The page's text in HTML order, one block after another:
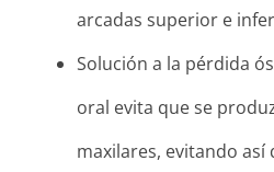
arcadas superior e
Solución a la pérdida
oral evita que se
maxilares, evitando así